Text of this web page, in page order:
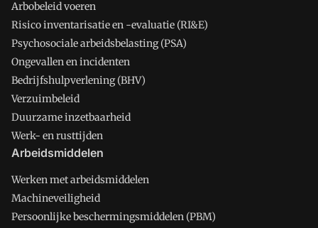
Arbobeleid voeren
Risico inventarisatie en -evaluatie (RI&E)
Psychosociale arbeidsbelasting (PSA)
Ongevallen en incidenten
Bedrijfshulpverlening (BHV)
Verzuimbeleid
Duurzame inzetbaarheid
Werk- en rusttijden
Arbeidsmiddelen
Werken met arbeidsmiddelen
Machineveiligheid
Persoonlijke beschermingsmiddelen (PBM)